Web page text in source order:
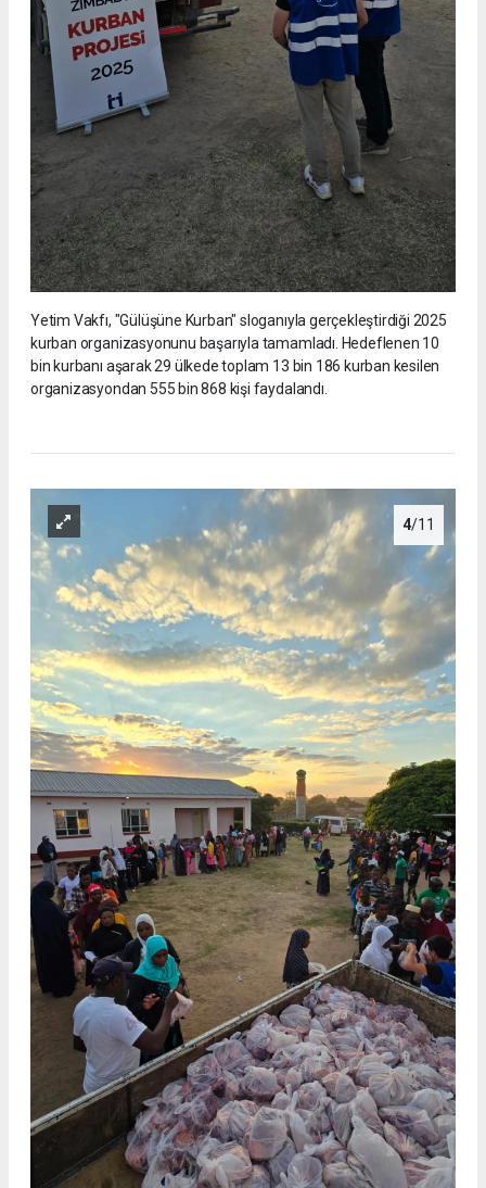
Yetim Vakfı, "Gülüşüne Kurban" sloganıyla gerçekleştirdiği 2025
kurban organizasyonunu başarıyla tamamladı. Hedeflenen 10
bin kurbanı aşarak 29 ülkede toplam 13 bin 186 kurban kesilen
organizasyondan 555 bin 868 kişi faydalandı.
4/11